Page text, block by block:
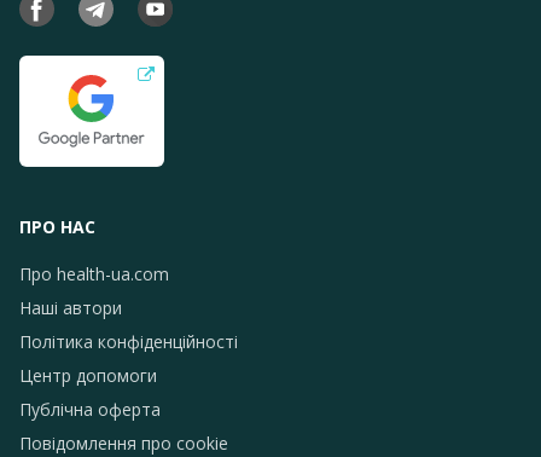
ПРО НАС
Про health-ua.com
Наші автори
Політика конфіденційності
Центр допомоги
Публічна оферта
Повідомлення про сookie